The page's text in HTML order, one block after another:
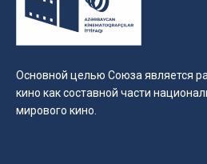
Основной целью Союза является
кино как составной части
мирового кино.